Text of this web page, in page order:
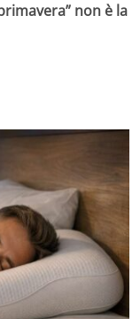
non è la